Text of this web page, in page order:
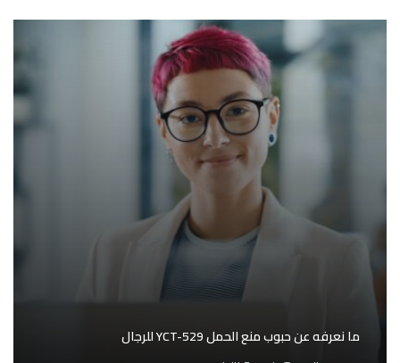
ما نعرفه عن حبوب منع الحمل YCT-529 للرجال